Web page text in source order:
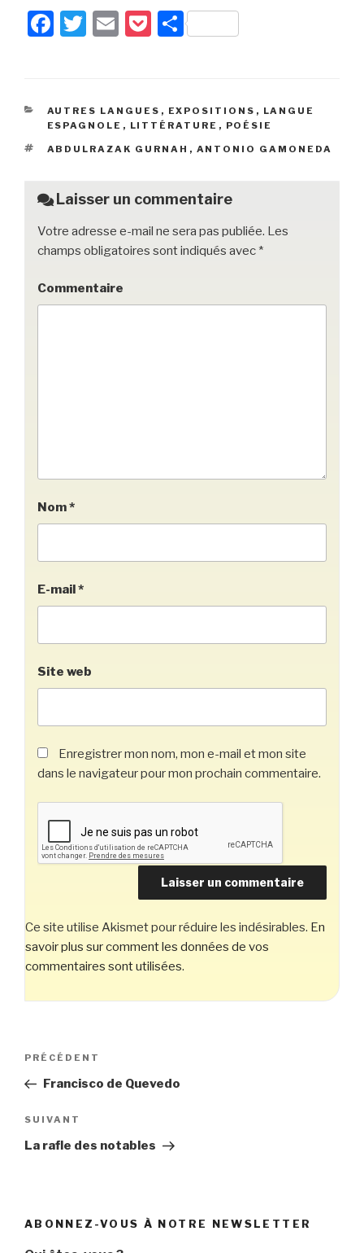
F
e
b
o
k
T
er
E
P
k
et
P
g
er
CATÉGORIES
AUTRES LANGUES , EXPOSITIONS , LANGUE
ESPAGNOLE , LITTÉRATURE , POÉSIE
ÉTIQUETTES
ABDULRAZAK GURNAH , ANTONIO GAMONEDA
Laisser un commentaire
Votre adresse e-mail ne sera pas publiée. Les
champs obligatoires sont indiqués avec *
Commentaire
Nom*
E-mail *
Site web
Enregistrer mon nom, mon e-mail et mon site
dans le navigateur pour mon prochain commentaire.
Ce site utilise Akismet pour réduire les indésirables. En
savoir plus sur comment les données de vos
commentaires sont utilisées.
Navigation
l’article
Article
précédent
PRÉCÉDENT
Francisco de Quevedo
Article
suivant
SUIVANT
La rafle des notables
ABONNEZ-VOUS À NOTRE NEWSLETTER